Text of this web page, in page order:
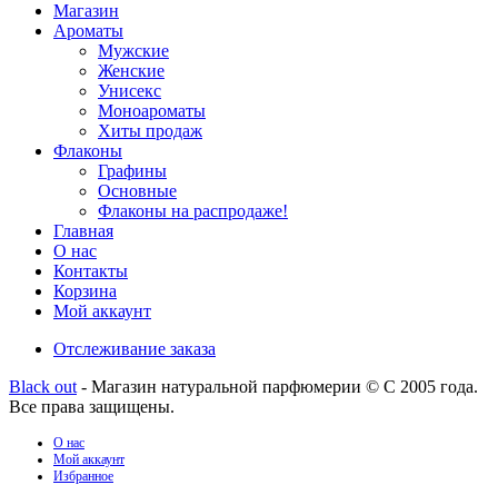
Магазин
Ароматы
Мужские
Женские
Унисекс
Моноароматы
Хиты продаж
Флаконы
Графины
Основные
Флаконы на распродаже!
Главная
О нас
Контакты
Корзина
Мой аккаунт
Отслеживание заказа
Black out - Магазин натуральной парфюмерии © С 2005 года.
Все права защищены.
О нас
Мой аккаунт
Избранное